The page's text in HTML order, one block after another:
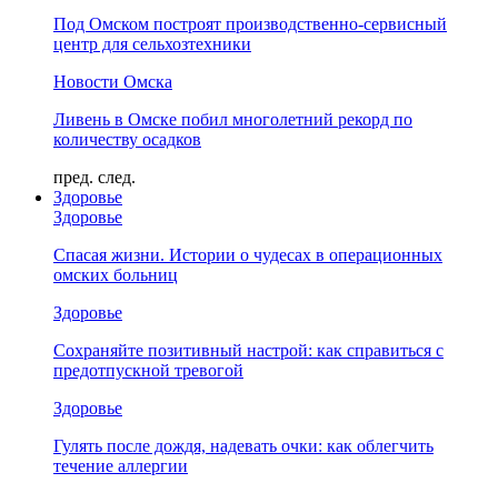
Под Омском построят производственно-сервисный
центр для сельхозтехники
Новости Омска
Ливень в Омске побил многолетний рекорд по
количеству осадков
пред. след.
Здоровье
Здоровье
Спасая жизни. Истории о чудесах в операционных
омских больниц
Здоровье
Сохраняйте позитивный настрой: как справиться с
предотпускной тревогой
Здоровье
Гулять после дождя, надевать очки: как облегчить
течение аллергии